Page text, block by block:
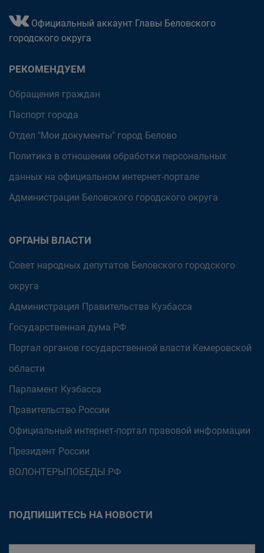
Официальный аккаунт Главы Беловского
городского округа
РЕКОМЕНДУЕМ
Обращения граждан
Паспорт города
Отдел "Мои документы" город Белово
Политика в отношении обработки персональных
данных на официальном интернет-портале
Администрации Беловского городского округа
ОРГАНЫ ВЛАСТИ
Совет народных депутатов Беловского городского
округа
Администрация Правительства Кузбасса
Государственная дума РФ
Портал органов государственной власти Кемеровской
области
Парламент Кузбасса
Правительство России
Официальный интернет-портал правовой информации
Президент России
ВОЛОНТЕРЫПОБЕДЫ.РФ
ПОДПИШИТЕСЬ НА НОВОСТИ